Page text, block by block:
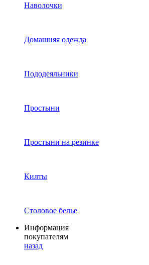
Наволочки
Домашняя одежда
Пододеяльники
Простыни
Простыни на резинке
Килты
Столовое белье
Информация
покупателям
назад